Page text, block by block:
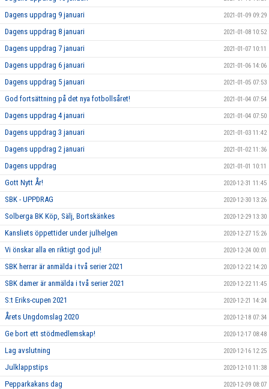
Dagens uppdrag 9 januari 2021-01-09 09:29
Dagens uppdrag 8 januari 2021-01-08 10:52
Dagens uppdrag 7 januari 2021-01-07 10:11
Dagens uppdrag 6 januari 2021-01-06 14:06
Dagens uppdrag 5 januari 2021-01-05 07:53
God fortsättning på det nya fotbollsåret! 2021-01-04 07:54
Dagens uppdrag 4 januari 2021-01-04 07:50
Dagens uppdrag 3 januari 2021-01-03 11:42
Dagens uppdrag 2 januari 2021-01-02 11:36
Dagens uppdrag 2021-01-01 10:11
Gott Nytt År! 2020-12-31 11:45
SBK - UPPDRAG 2020-12-30 13:26
Solberga BK Köp, Sälj, Bortskänkes 2020-12-29 13:30
Kansliets öppettider under julhelgen 2020-12-27 15:26
Vi önskar alla en riktigt god jul! 2020-12-24 00:01
SBK herrar är anmälda i två serier 2021 2020-12-22 14:20
SBK damer är anmälda i två serier 2021 2020-12-22 11:45
S:t Eriks-cupen 2021 2020-12-21 14:24
Årets Ungdomslag 2020 2020-12-18 07:34
Ge bort ett stödmedlemskap! 2020-12-17 08:48
Lag avslutning 2020-12-16 12:25
Julklappstips 2020-12-10 11:38
Pepparkakans dag 2020-12-09 08:07